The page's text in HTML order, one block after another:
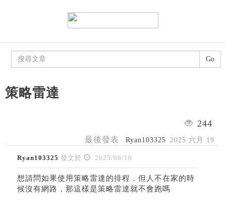
策略雷達
244
最後發表 Ryan103325 2025 六月 19
Ryan103325 發文於 2025/06/10
想請問如果使用策略雷達的排程，但人不在家的時
候沒有網路，那這樣是策略雷達就不會跑嗎
Go